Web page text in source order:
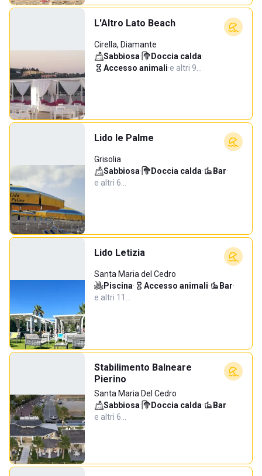
L'Altro Lato Beach
Cirella, Diamante
Sabbiosa· Doccia calda·
Accesso animali·e altri 9…
Lido le Palme
Grisolia
Sabbiosa· Doccia calda· Bar·
e altri 6…
Lido Letizia
Santa Maria del Cedro
Piscina· Accesso animali· Bar·
e altri 11…
Stabilimento Balneare
Pierino
Santa Maria Del Cedro
Sabbiosa· Doccia calda· Bar·
e altri 6…